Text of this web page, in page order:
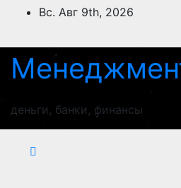
ПерейтиВс. Авг 9th, 2026
деньги, банки, финансы